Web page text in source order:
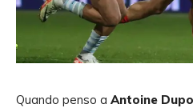
Quando penso a Antoine